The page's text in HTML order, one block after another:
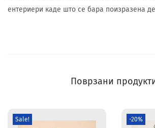
ентериери каде што се бара поизразена
Поврзани
Sale! -20%